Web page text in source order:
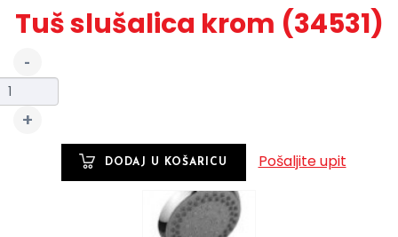
Tuš slušalica krom (34531)
Pošaljite upit